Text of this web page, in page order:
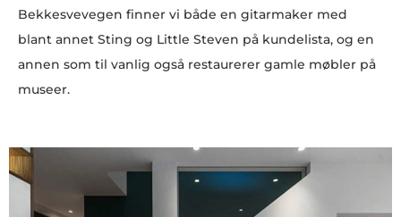
Bekkesvevegen finner vi både en gitarmaker med
blant annet Sting og Little Steven på kundelista, og en
annen som til vanlig også restaurerer gamle møbler på
museer.